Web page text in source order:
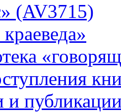
(AV3715)
и